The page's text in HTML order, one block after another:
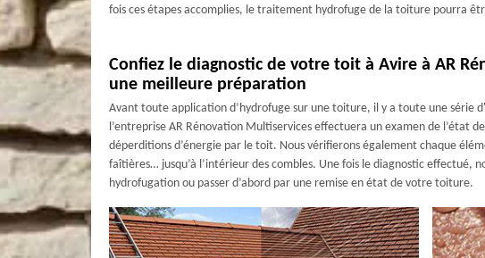
fois ces étapes accomplies, le traitement hydrofuge de la toiture pourra
Confiez le diagnostic de votre toit à Avire à AR
une meilleure préparation
Avant toute application d’hydrofuge sur une toiture, il y a toute une série
l’entreprise AR Rénovation Multiservices effectuera un examen de l’état
déperditions d’énergie par le toit. Nous vérifierons également chaque
faîtières… jusqu’à l’intérieur des combles. Une fois le diagnostic effectué,
hydrofugation ou passer d’abord par une remise en état de votre toiture.